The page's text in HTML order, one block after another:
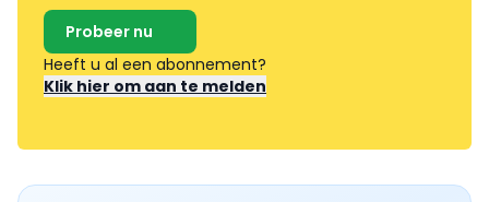
Probeer nu
Heeft u al een abonnement?
Klik hier om aan te melden